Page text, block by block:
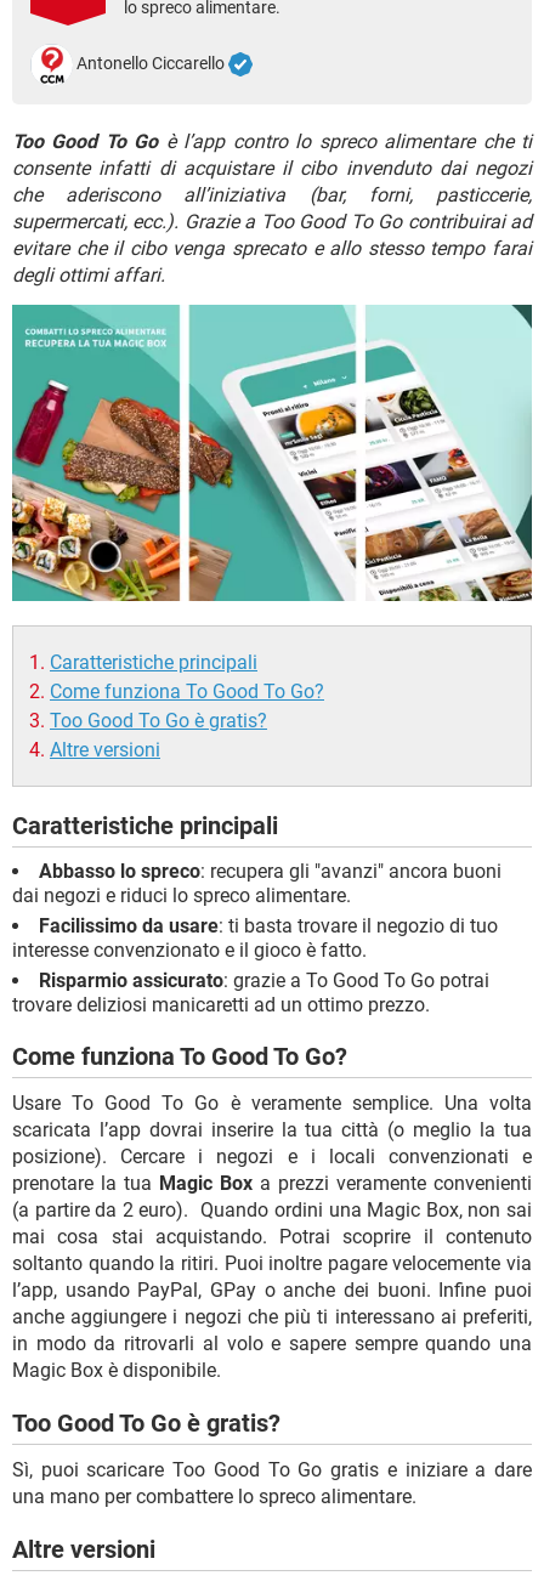
HARDWARE
lo spreco alimentare.
Antonello Ciccarello
Too Good To Goè l’app contro lo spreco alimentare che ti
consente infatti di acquistare il cibo invenduto dai negozi
che aderiscono all’iniziativa (bar, forni, pasticcerie,
supermercati, ecc.). Grazie a Too Good To Go contribuirai ad
evitare che il cibo venga sprecato e allo stesso tempo farai
degli ottimi affari.
Caratteristiche principali
Come funziona To Good To Go?
Too Good To Go è gratis?
Altre versioni
Caratteristiche principali
Abbasso lo spreco: recupera gli "avanzi" ancora buoni
dai negozi e riduci lo spreco alimentare.
Facilissimo da usare: ti basta trovare il negozio di tuo
interesse convenzionato e il gioco è fatto.
Risparmio assicurato: grazie a To Good To Go potrai
trovare deliziosi manicaretti ad un ottimo prezzo.
Come funziona To Good To Go?
Usare To Good To Go è veramente semplice. Una volta
scaricata l’app dovrai inserire la tua città (o meglio la tua
posizione). Cercare i negozi e i locali convenzionati e
prenotare la tua Magic Box a prezzi veramente convenienti
(a partire da 2 euro). Quando ordini una Magic Box, non sai
mai cosa stai acquistando. Potrai scoprire il contenuto
soltanto quando la ritiri. Puoi inoltre pagare velocemente via
l’app, usando PayPal, GPay o anche dei buoni. Infine puoi
anche aggiungere i negozi che più ti interessano ai preferiti,
in modo da ritrovarli al volo e sapere sempre quando una
Magic Box è disponibile.
Too Good To Go è gratis?
Sì, puoi scaricare Too Good To Go gratis e iniziare a dare
una mano per combattere lo spreco alimentare.
Altre versioni